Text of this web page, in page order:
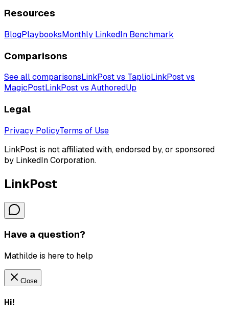
Resources
BlogPlaybooksMonthly LinkedIn Benchmark
Comparisons
See all comparisonsLinkPost vs TaplioLinkPost vs
MagicPostLinkPost vs AuthoredUp
Legal
Privacy PolicyTerms of Use
LinkPost is not affiliated with, endorsed by, or sponsored
by LinkedIn Corporation.
LinkPost
Have a question?
Mathilde is here to help
Close
Hi!